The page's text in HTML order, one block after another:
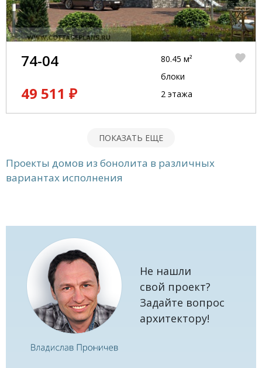
74-04
49 511 ₽
80.45 м²
блоки
2 этажа
ПОКАЗАТЬ ЕЩЕ
Проекты домов из бонолита в различных
вариантах исполнения
Не нашли
свой проект?
Задайте вопрос
архитектору!